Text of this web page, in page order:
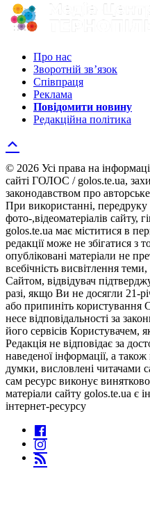
Про нас
Зворотній зв’язок
Співпраця
Реклама
Повідомити новину
Редакційна політика
© 2026 Усі права на
сайті ГОЛОС / golos.te.ua,
законодавством про
При використанні,
фото-,відеоматеріалів
golos.te.ua має міститися в
редакції може не збігатися з
опубліковані матеріали не
всебічність висвітлення
Сайтом, відвідувач
разі, якщо Ви не досягли 21-
або припиніть користування
несе відповідальності за
його сервісів Користувачем,
Редакція не відповідає за
наведеної інформації, а
думки, висловлені читачами
сам ресурс виконує
матеріали сайту golos.te.ua є
інтернет-ресурсу